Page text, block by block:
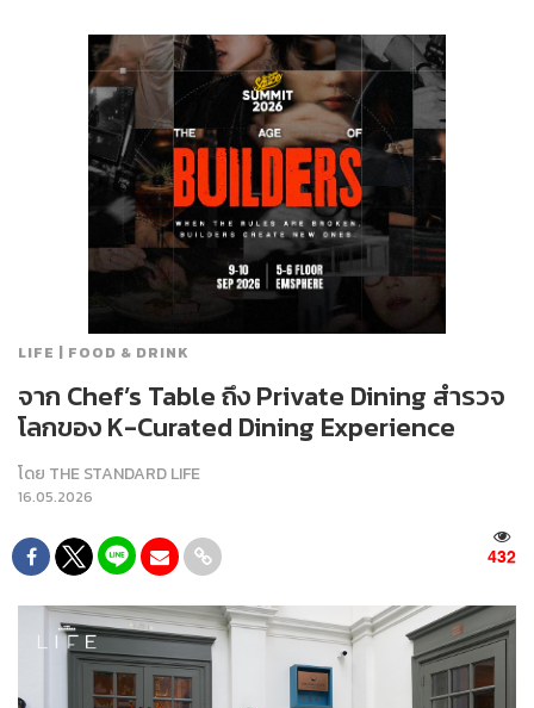
LIFE | FOOD & DRINK
จาก Chef’s Table ถึง Private Dining สำรวจ
โลกของ K-Curated Dining Experience
โดย THE STANDARD LIFE
16.05.2026
432